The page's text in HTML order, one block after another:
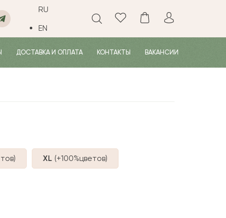
RU
EN
ДОСТАВКА И ОПЛАТА КОНТАКТЫ ВАКАНСИИ
) XL (+100%цветов)